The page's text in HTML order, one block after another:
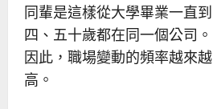
同輩是這樣從大學畢業一直到
四、五十歲都在同一個公司。
因此，職場變動的頻率越來越
高。